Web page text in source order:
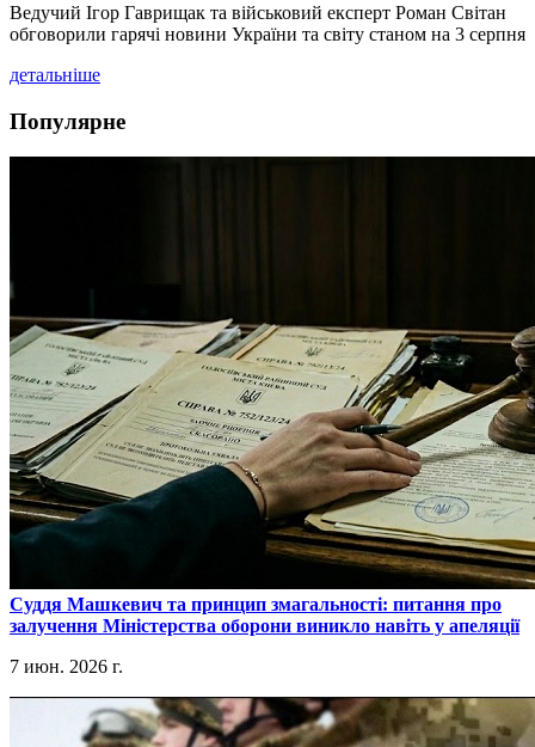
Ведучий Ігор Гаврищак та військовий експерт Роман Світан
обговорили гарячі новини України та світу станом на 3 серпня
детальніше
Популярне
​Суддя Машкевич та принцип змагальності: питання про
залучення Міністерства оборони виникло навіть у апеляції
7 июн. 2026 г.